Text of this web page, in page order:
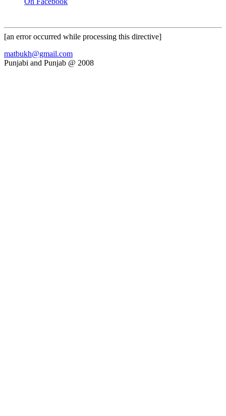
[an error occurred while processing this directive]
matbukh@gmail.com
Punjabi and Punjab @ 2008